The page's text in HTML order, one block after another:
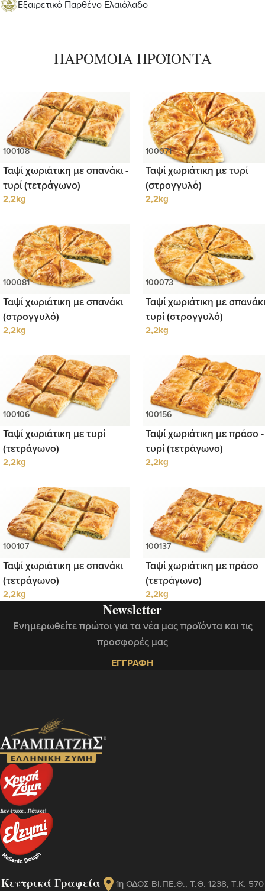
Εξαιρετικό Παρθένο Ελαιόλαδο
ΠΑΡΟΜΟΙΑ ΠΡΟΪΟΝΤΑ
Ταψί χωριάτικη με σπανάκι -
τυρί (τετράγωνο)
2,2kg
Ταψί χωριάτικη με τυρί
(στρογγυλό)
2,2kg
Ταψί χωριάτικη με σπανάκι
(στρογγυλό)
2,2kg
Ταψί χωριάτικη με
τυρί (στρογγυλό)
2,2kg
Ταψί χωριάτικη με τυρί
(τετράγωνο)
2,2kg
Ταψί χωριάτικη με πράσο -
τυρί (τετράγωνο)
2,2kg
Ταψί χωριάτικη με σπανάκι
(τετράγωνο)
2,2kg
Ταψί χωριάτικη με πράσο
(τετράγωνο)
2,2kg
Newsletter
Ενημερωθείτε πρώτοι για τα νέα μας προϊόντα και τις
προσφορές μας
ΕΓΓΡΑΦΗ
Κεντρικά Γραφεία
1η ΟΔΟΣ ΒΙ.ΠΕ.Θ., Τ.Θ. 1238, Τ.Κ. 570